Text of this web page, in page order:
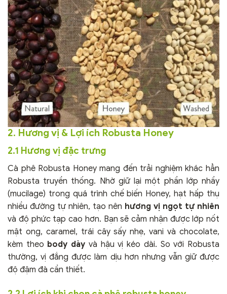
2. Hương vị & Lợi ích Robusta Honey
2.1 Hương vị đặc trưng
Cà phê Robusta Honey mang đến trải nghiệm khác hẳn
Robusta truyền thống. Nhờ giữ lại một phần lớp nhầy
(mucilage) trong quá trình chế biến Honey, hạt hấp thụ
nhiều đường tự nhiên, tạo nên hương vị ngọt tự nhiên
và độ phức tạp cao hơn. Bạn sẽ cảm nhận được lớp nốt
mật ong, caramel, trái cây sấy nhẹ, vani và chocolate,
kèm theo body dày và hậu vị kéo dài. So với Robusta
thường, vị đắng được làm dịu hơn nhưng vẫn giữ được
độ đậm đà cần thiết.